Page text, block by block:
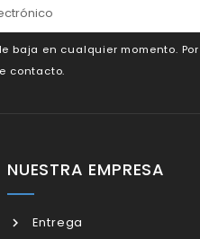
baja en cualquier momento.
contacto.
NUESTRA EMPRESA
Entrega